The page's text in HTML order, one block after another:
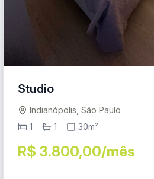
Studio
Indianópolis, São Paulo
1
1 30m²
R$ 3.800,00/mês